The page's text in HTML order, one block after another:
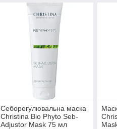
Себорегулювальна маска
Christina Bio Phyto Seb-
Adjustor Mask 75 мл